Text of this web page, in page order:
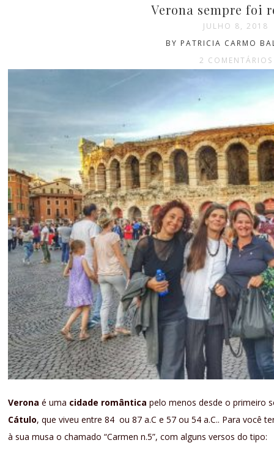
Verona sempre foi
JULHO 8, 2018
BY PATRICIA CARMO
2 COMENTÁRIOS
Verona é uma cidade romântica pelo menos desde o primeiro
Cátulo, que viveu entre 84 ou 87 a.C e 57 ou 54 a.C.. Para você
à sua musa o chamado “Carmen n.5”, com alguns versos do tipo: